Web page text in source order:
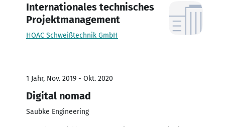
Internationales technisches
Projektmanagement
HOAC Schweißtechnik GmbH
1 Jahr, Nov. 2019 - Okt. 2020
Digital nomad
Saubke Engineering